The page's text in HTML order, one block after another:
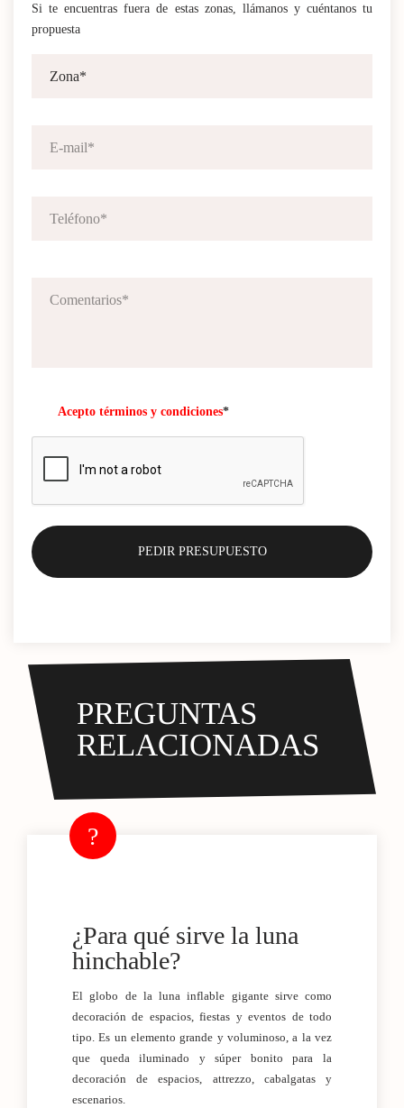
Si te encuentras fuera de estas zonas, llámanos y cuéntanos tu
propuesta
Acepto términos y condiciones*
PREGUNTAS
RELACIONADAS
¿Para qué sirve la luna
hinchable?
El globo de la luna inflable gigante sirve como
decoración de espacios, fiestas y eventos de todo
tipo. Es un elemento grande y voluminoso, a la vez
que queda iluminado y súper bonito para la
decoración de espacios, attrezzo, cabalgatas y
escenarios.